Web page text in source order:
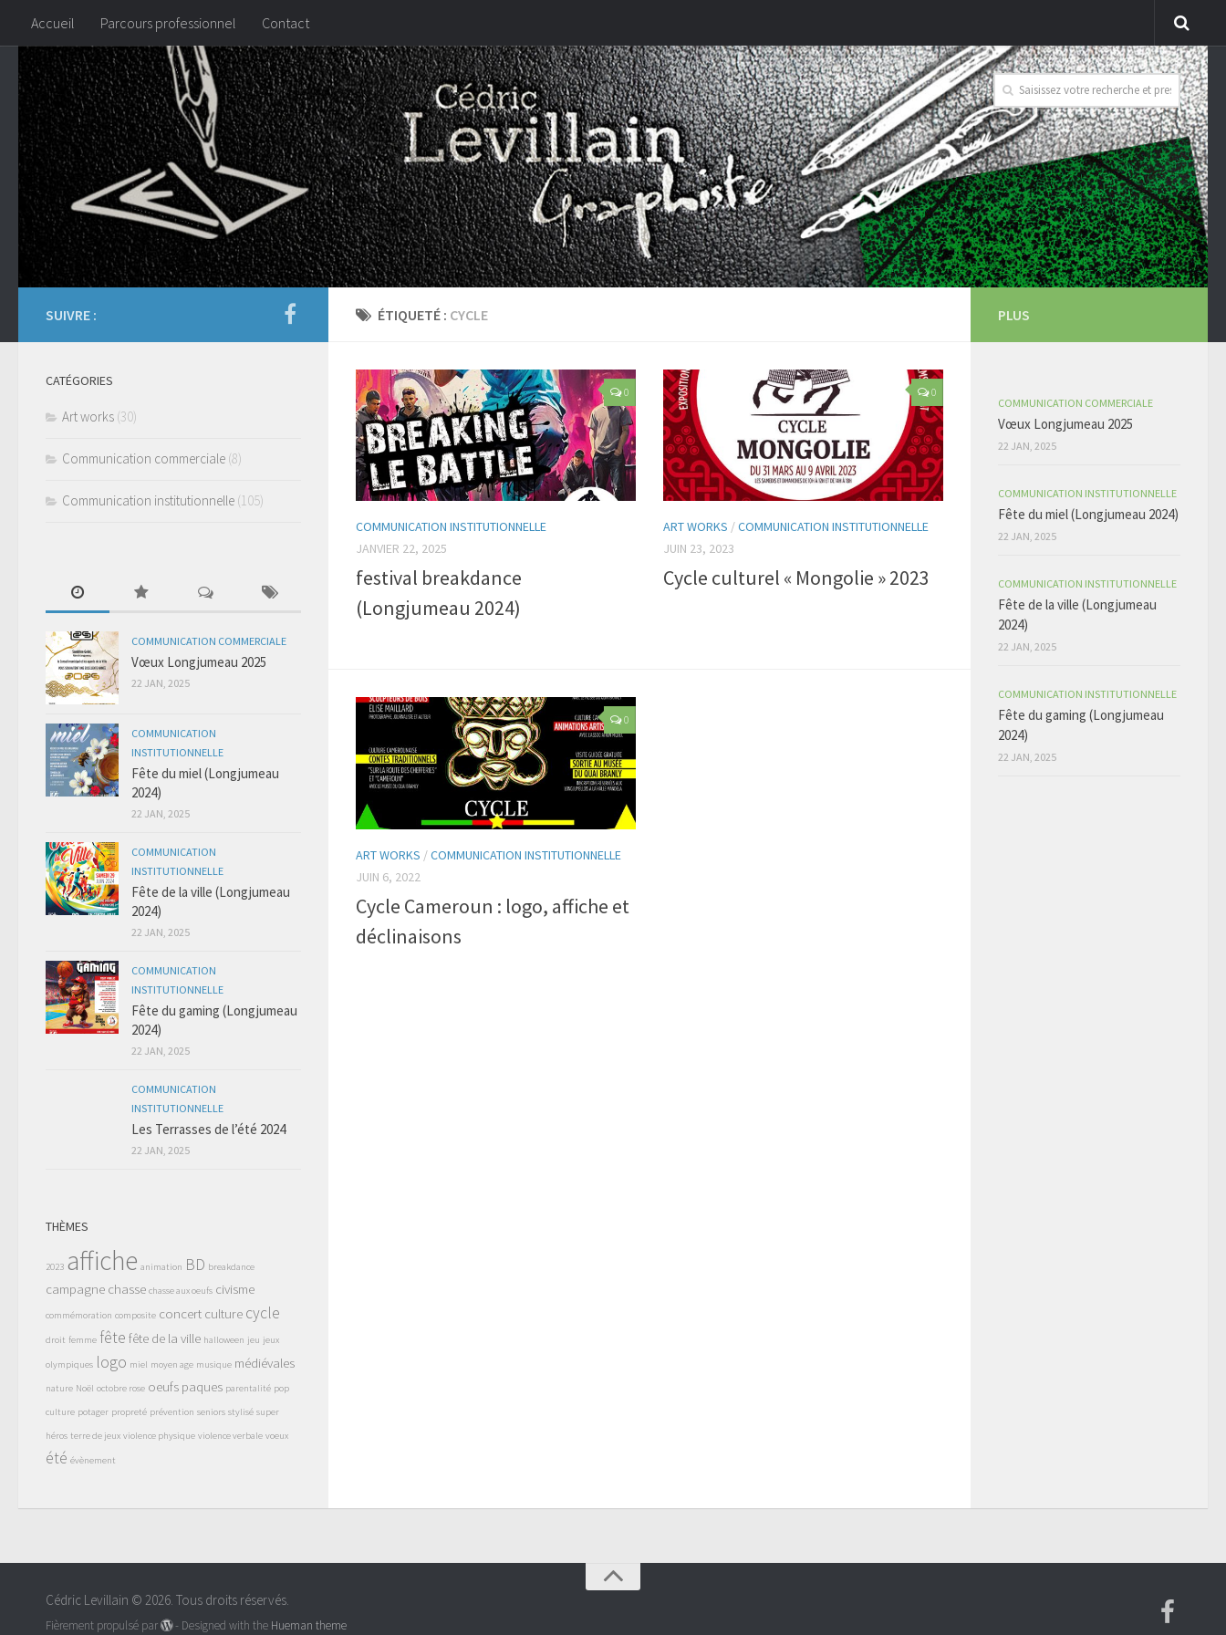
Accueil Parcours professionnel Contact
ÉTIQUETÉ : CYCLE
0
COMMUNICATION INSTITUTIONNELLE
JANVIER 22, 2025
festival breakdance
(Longjumeau 2024)
0
ART WORKS /COMMUNICATION INSTITUTIONNELLE
JUIN 23, 2023
Cycle culturel « Mongolie » 2023
0
ART WORKS /COMMUNICATION INSTITUTIONNELLE
JUIN 6, 2022
Cycle Cameroun : logo, affiche et
déclinaisons
SUIVRE :
CATÉGORIES
Art works (30)
Communication commerciale (8)
Communication institutionnelle (105)
COMMUNICATION COMMERCIALE
Vœux Longjumeau 2025
22 JAN, 2025
COMMUNICATION
INSTITUTIONNELLE
Fête du miel (Longjumeau
2024)
22 JAN, 2025
COMMUNICATION
INSTITUTIONNELLE
Fête de la ville (Longjumeau
2024)
22 JAN, 2025
COMMUNICATION
INSTITUTIONNELLE
Fête du gaming (Longjumeau
2024)
22 JAN, 2025
COMMUNICATION
INSTITUTIONNELLE
Les Terrasses de l’été 2024
22 JAN, 2025
THÈMES
2023 affiche animation BD breakdance
campagne chasse chasse aux oeufs civisme
commémoration composite concert culture cycle
droit femme fête fête de la ville halloween jeu jeux
olympiques logo miel moyen age musique médiévales
nature Noël octobre rose oeufs paques parentalité pop
culture potager propreté prévention seniors stylisé super
héros terre de jeux violence physique violence verbale voeux
été évènement
PLUS
COMMUNICATION COMMERCIALE
Vœux Longjumeau 2025
22 JAN, 2025
COMMUNICATION INSTITUTIONNELLE
Fête du miel (Longjumeau 2024)
22 JAN, 2025
COMMUNICATION INSTITUTIONNELLE
Fête de la ville (Longjumeau
2024)
22 JAN, 2025
COMMUNICATION INSTITUTIONNELLE
Fête du gaming (Longjumeau
2024)
22 JAN, 2025
Cédric Levillain © 2026. Tous droits réservés.
Fièrement propulsé par - Designed with the Hueman theme